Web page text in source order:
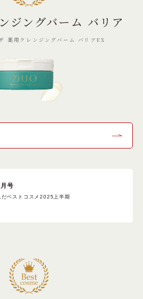
ジングバーム バリア
薬用クレンジングバーム バリアEX
号
ベストコスメ2025上半期